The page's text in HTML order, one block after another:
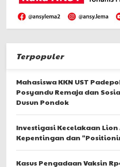
Terpopuler
Mahasiswa KKN UST
Posyandu Remaja dan
Dusun Pondok
Investigasi Kecelakaan Lion
Kepentingan dan
Kasus Pengadaan Vaksin